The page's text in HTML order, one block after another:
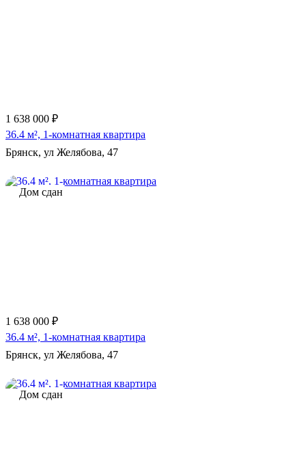
1 638 000 ₽
36.4 м², 1-комнатная квартира
Брянск, ул Желябова, 47
Дом сдан
1 638 000 ₽
36.4 м², 1-комнатная квартира
Брянск, ул Желябова, 47
Дом сдан